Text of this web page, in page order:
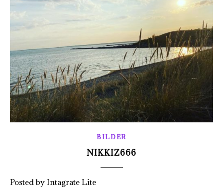
BILDER
NIKKIZ666
Posted by Intagrate Lite